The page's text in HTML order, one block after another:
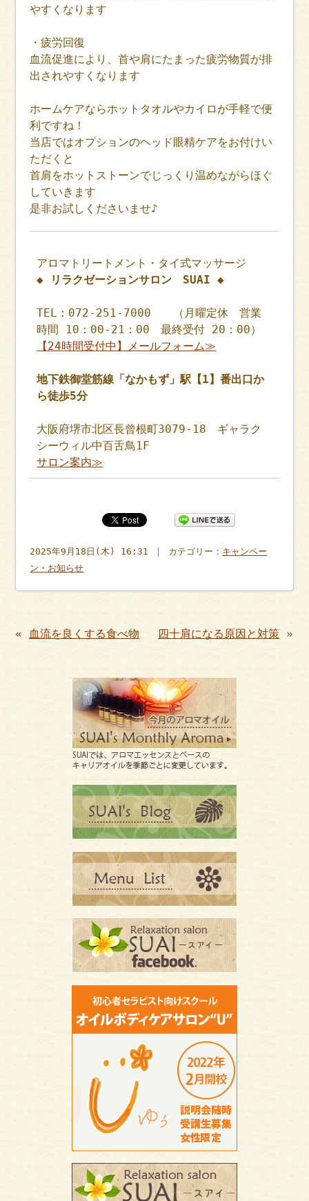
やすくなります
・疲労回復
血流促進により、首や肩にたまった疲労物質が排
出されやすくなります
ホームケアならホットタオルやカイロが手軽で便
利ですね！
当店ではオプションのヘッド眼精ケアをお付けい
ただくと
首肩をホットストーンでじっくり温めながらほぐ
していきます
是非お試しくださいませ♪
アロマトリートメント・タイ式マッサージ
◆ リラクゼーションサロン SUAI ◆
TEL：072-251-7000 （月曜定休 営業
時間 10：00-21：00 最終受付 20：00）
【24時間受付中】メールフォーム≫
地下鉄御堂筋線「なかもず」駅【1】番出口か
ら徒歩5分
大阪府堺市北区長曾根町3079-18 ギャラク
シーウィル中百舌鳥1F
サロン案内≫
2025年9月18日(木) 16:31 ｜ カテゴリー： キャンペー
ン・お知らせ
« 血流を良くする食べ物 四十肩になる原因と対策 »